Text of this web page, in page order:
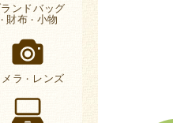
ンドバッグ
・ 財布 ・ 小物
メラ ・ レンズ